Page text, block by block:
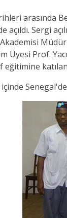
arasında
açıldı. Sergi
Üyesi Prof.
eğitimine
Senegal'de